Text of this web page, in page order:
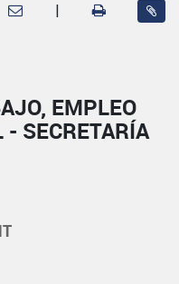
|
EMPLEO
- SECRETARÍA